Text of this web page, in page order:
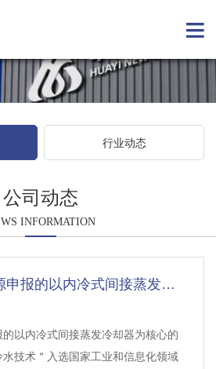
行业动态
公司动态
INFORMATION
喜讯！华奕新能源申报的以内冷式间接蒸发冷却
以内冷式间接蒸发冷却器为核心的
水技术＂入选国家工业和信息化领域